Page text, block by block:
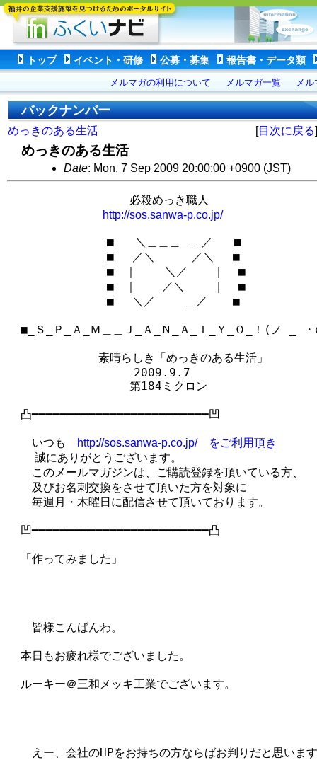
トップ イベント・研修 公募・募集 報告書・データ類
メルマガの利用について メルマガ一覧 メ
バックナンバー
めっきのある生活 [目次に戻る]
めっきのある生活
Date: Mon, 7 Sep 2009 20:00:00 +0900 (JST)
必殺めっき職人
http://sos.sanwa-p.co.jp/
■   ＼＿＿＿___／   ■
■　 ／＼　　  ／＼　 ■
■　｜    ＼／ 　 ｜  ■
■　｜　  ／＼    ｜  ■
■　 ＼／　　 ＿／ 　 ■
■_Ｓ_Ｐ_Ａ_Ｍ＿＿Ｊ_Ａ_Ｎ_Ａ_Ｉ_Ｙ_Ｏ_！(ノ _
素晴らしき「めっきのある生活」
2009.9.7
第184ミクロン
凸━━━━━━━━━━━━━━━━━━━━━━━━━凹
いつも http://sos.sanwa-p.co.jp/　をご利用頂き
  　誠にありがとうございます。
このメールマガジンは、ご購読登録を頂いている方、
及びお名刺交換をさせて頂いた方を対象に
毎週月・木曜日に配信させて頂いております。
凹━━━━━━━━━━━━━━━━━━━━━━━━━凸
「作ってみました」
皆様こんばんわ。
本日もお疲れ様でございました。
ルーキー＠三和メッキ工業でございます。
えー、会社のHPをお持ちの方ならばお判りだと思いま